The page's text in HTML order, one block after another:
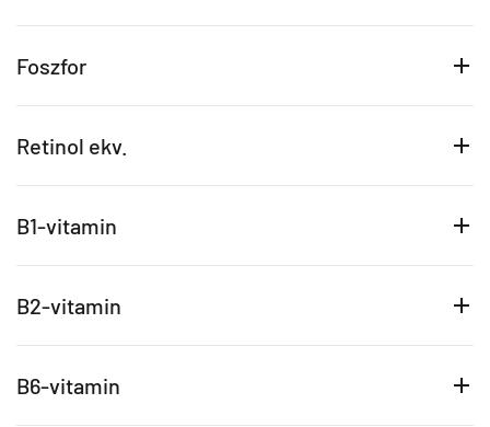
Foszfor
Retinol ekv.
B1-vitamin
B2-vitamin
B6-vitamin